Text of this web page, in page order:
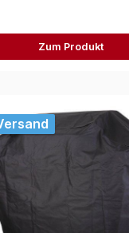
Zum Produkt